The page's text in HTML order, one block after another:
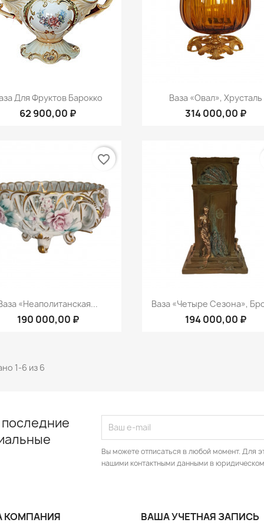
Быстрый просмотр
Для Фруктов Барокко
62 900,00 ₽
Быстрый просмотр
Ваза «Овал», Хрусталь
314 000,00 ₽
Быстрый просмотр
«Неаполитанская...
190 000,00 ₽
favorite_border
Быстрый
Ваза «Четыре Сезона»,
194 000,00 ₽
1-6 из 6
Вы можете отписаться в любой момент. Для
нашими контактными данными в
КОМПАНИЯ ВАША УЧЕТНАЯ ЗАПИСЬ